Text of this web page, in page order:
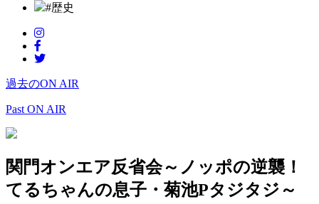
#歴史
過去のON AIR
Past ON AIR
関門オンエア反省会～ノッポの逆襲！
てるちゃんの息子・菊池Pタジタジ～